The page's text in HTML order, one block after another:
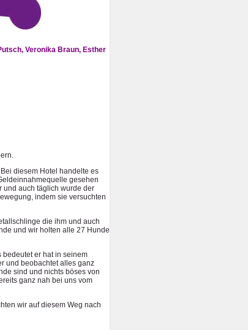
Veronika Braun, Esther
diesem Hotel handelte es
gesehen
und auch täglich wurde der
indem sie versuchten
die ihm und auch
und wir holten alle 27 Hunde
bedeutet er hat in seinem
und beobachtet alles ganz
sind und nichts böses von
ganz nah bei uns vom
wir auf diesem Weg nach